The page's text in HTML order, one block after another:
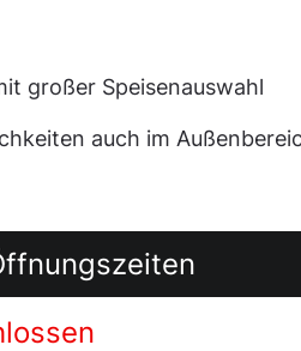
großer Speisenauswahl
auch im